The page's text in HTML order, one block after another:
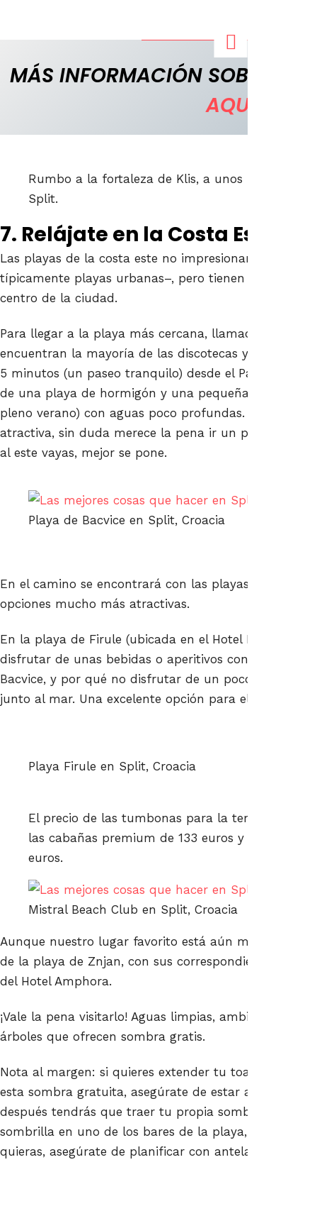
MÁS INFORMACIÓN SOBRE
AQUÍ
Rumbo a la fortaleza de Klis, a unos 30-40
Split.
7. Relájate en la Costa Este
Las playas de la costa este no impresionan por su
típicamente playas urbanas–, pero tienen una gran
centro de la ciudad.
Para llegar a la playa más cercana, llamada Bacvice
encuentran la mayoría de las discotecas y bares en
5 minutos (un paseo tranquilo) desde el Palacio de
de una playa de hormigón y una pequeña playa de
pleno verano) con aguas poco profundas. Si no te
atractiva, sin duda merece la pena ir un poco más
al este vayas, mejor se pone.
Playa de Bacvice en Split, Croacia
En el camino se encontrará con las playas de
opciones mucho más atractivas.
En la playa de Firule (ubicada en el Hotel Radisson
disfrutar de unas bebidas o aperitivos con mucha
Bacvice, y por qué no disfrutar de un poco de lujo
junto al mar. Una excelente opción para ello es el
Playa Firule en Split, Croacia
El precio de las tumbonas para la temporada
las cabañas premium de 133 euros y los salones
euros.
Mistral Beach Club en Split, Croacia
Aunque nuestro lugar favorito está aún más alejado,
de la playa de Znjan, con sus correspondientes
del Hotel Amphora.
¡Vale la pena visitarlo! Aguas limpias, ambiente
árboles que ofrecen sombra gratis.
Nota al margen: si quieres extender tu toalla bajo
esta sombra gratuita, asegúrate de estar allí
después tendrás que traer tu propia sombrilla o
sombrilla en uno de los bares de la playa, así que,
quieras, asegúrate de planificar con antelación.